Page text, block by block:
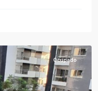
Ocupado